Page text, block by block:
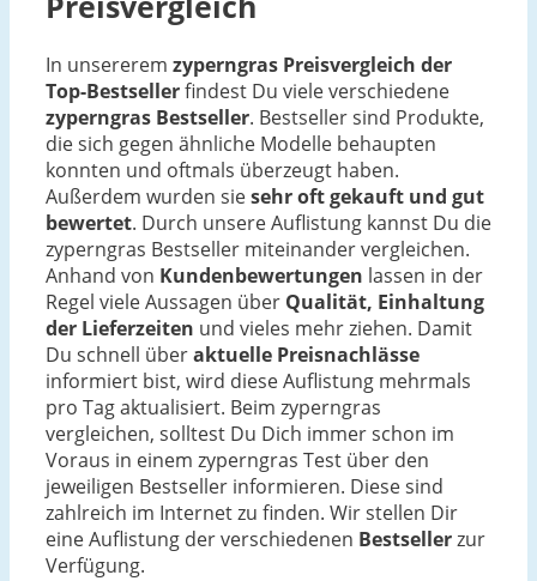
In unsererem zyperngras Preisvergleich der
Top-Bestsellerfindest Du viele verschiedene
zyperngras Bestseller. Bestseller sind Produkte,
die sich gegen ähnliche Modelle behaupten
konnten und oftmals überzeugt haben.
Außerdem wurden siesehr oft gekauft und gut
bewertet. Durch unsere Auflistung kannst Du die
zyperngras Bestseller miteinander vergleichen.
Anhand von Kundenbewertungen lassen in der
Regel viele Aussagen über Qualität, Einhaltung
der Lieferzeiten und vieles mehr ziehen. Damit
Du schnell überaktuelle Preisnachlässe
informiert bist, wird diese Auflistung mehrmals
pro Tag aktualisiert. Beim zyperngras
vergleichen, solltest Du Dich immer schon im
Voraus in einem zyperngras Test über den
jeweiligen Bestseller informieren. Diese sind
zahlreich im Internet zu finden. Wir stellen Dir
eine Auflistung der verschiedenen Bestsellerzur
Verfügung.